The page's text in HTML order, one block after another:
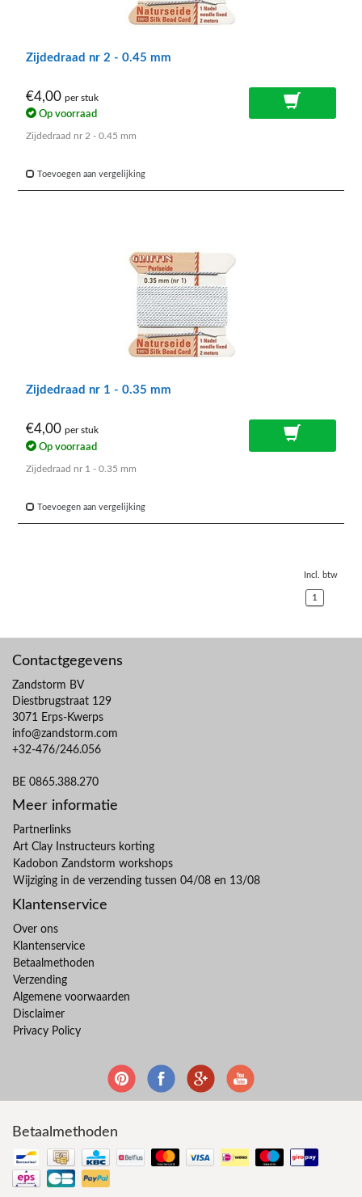
Zijdedraad nr 2 - 0.45 mm
€4,00 per stuk
Op voorraad
Zijdedraad nr 2 - 0.45 mm
Toevoegen aan vergelijking
Zijdedraad nr 1 - 0.35 mm
€4,00 per stuk
Op voorraad
Zijdedraad nr 1 - 0.35 mm
Toevoegen aan vergelijking
Incl. btw
1
Contactgegevens
Zandstorm BV
Diestbrugstraat 129
3071 Erps-Kwerps
info@zandstorm.com
+32-476/246.056
BE 0865.388.270
Meer informatie
Partnerlinks
Art Clay Instructeurs korting
Kadobon Zandstorm workshops
Wijziging in de verzending tussen 04/08 en 13/08
Klantenservice
Over ons
Klantenservice
Betaalmethoden
Verzending
Algemene voorwaarden
Disclaimer
Privacy Policy
Betaalmethoden